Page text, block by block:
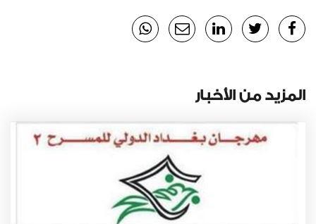
المزيد من الأخبار